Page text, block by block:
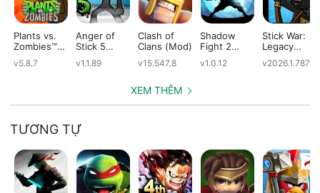
Plants vs.
Zombies™
v5.8.7
Anger of
Stick 5
v1.1.89
Clash of
Clans (Mod)
v15.547.8
Shadow
Fight 2
Edition
v1.0.12
Stick War:
Legacy
v2026.1.787
XEM THÊM
TƯƠNG TỰ